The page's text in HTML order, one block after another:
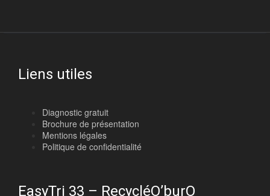
Liens utiles
Diagnostic gratuit
Brochure de présentation
Mentions légales
Politique de confidentialité
EasyTri 33 – RecycléO’burO